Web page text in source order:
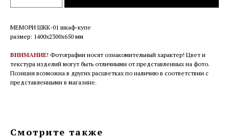
МЕМОРИ ШКК-01 шкаф-купе
размер: 1400x2300x650 мм
ВНИМАНИЕ! Фотографии носят ознакомительный характер! Цвет и
текстура изделий могут быть отличными от представленных на фото.
Позиция возможна в других расцветках по наличию в соответствии с
представленными в магазине.
Смотрите также